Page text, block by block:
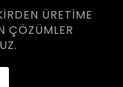
ÜRETIME
ÇÖZÜMLER